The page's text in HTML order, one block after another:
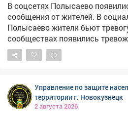
В соцсетях Полысаево
сообщения от жителей. В социальных сетях
Полысаево жители бьют
сообществах появились
жителей, гдегорожане
асфальтовый
что в городе нечем дышать. К посту жители
приложили видеозапись, на
заметны клубы густого чёрного
Управление по защите
территории г. Новокузнецк
2 августа 2026